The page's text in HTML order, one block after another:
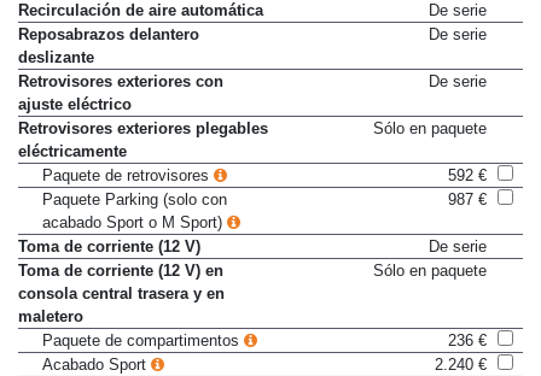
Recirculación de aire automática
De serie
Reposabrazos delantero
deslizante
De serie
Retrovisores exteriores con
ajuste eléctrico
De serie
Retrovisores exteriores plegables
eléctricamente
Sólo en paquete
Paquete de retrovisores
592 €
Paquete Parking (solo con
acabado Sport o M Sport)
987 €
Toma de corriente (12 V)
De serie
Toma de corriente (12 V) en
consola central trasera y en
maletero
Sólo en paquete
Paquete de compartimentos
236 €
Acabado Sport
2.240 €